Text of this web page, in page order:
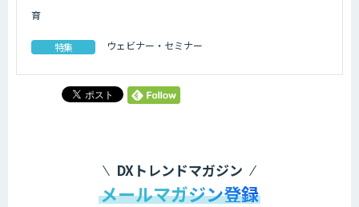
育
特集 ウェビナー・セミナー
DXトレンドマガジン
メールマガジン登録